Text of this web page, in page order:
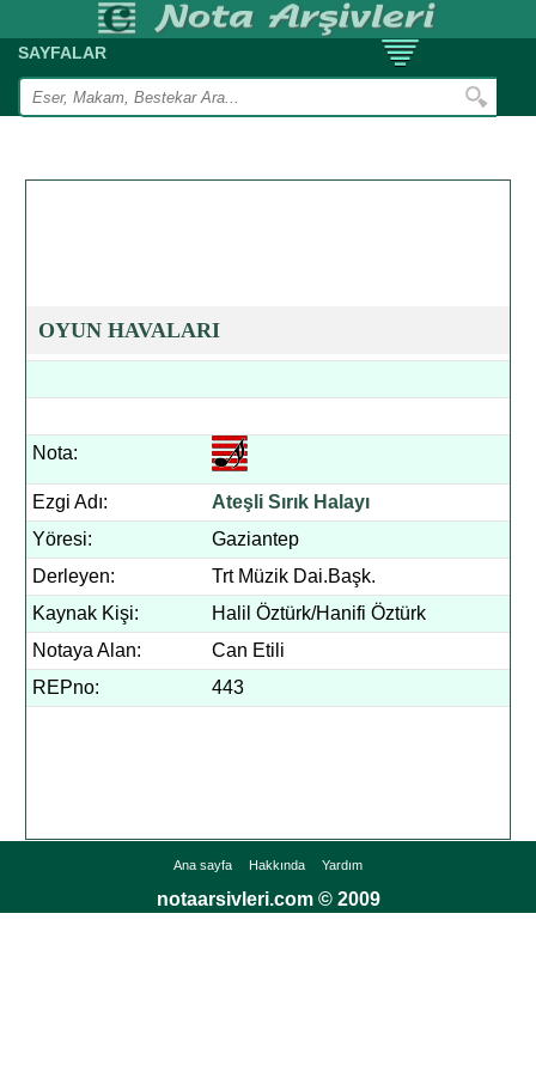
SAYFALAR
OYUN HAVALARI
Nota:
Ezgi Adı:
Ateşli Sırık Halayı
Yöresi:
Gaziantep
Derleyen:
Trt Müzik Dai.Başk.
Kaynak Kişi:
Halil Öztürk/Hanifi Öztürk
Notaya Alan:
Can Etili
REPno:
443
Ana sayfa Hakkında Yardım
notaarsivleri.com © 2009